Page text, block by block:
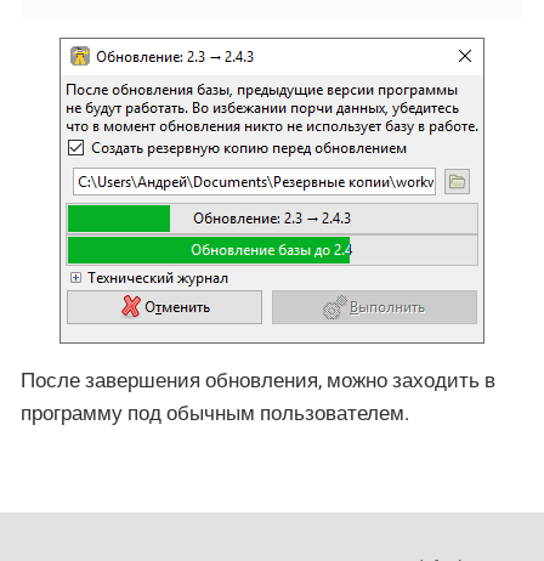
После завершения обновления, можно заходить в
программу под обычным пользователем.